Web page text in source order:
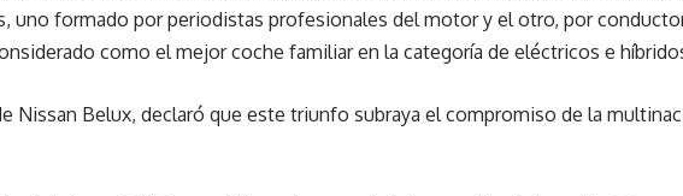
uno formado por periodistas profesionales del motor y el otro, por
como el mejor coche familiar en la categoría de eléctricos e
Nissan Belux, declaró que este triunfo subraya el compromiso de la